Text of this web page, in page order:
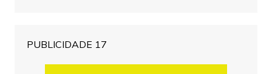
PUBLICIDADE 17